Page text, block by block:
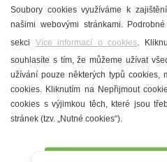
Městské
Denní
Soubory cookies využíváme k
našimi webovými stránkami.
sekci Více informací o cookies.
souhlasíte s tím, že můžeme užívat
užívání pouze některých typů cookies,
cookies. Kliknutím na Nepřijmout
cookies s výjimkou těch, které jsou
stránek (tzv. „Nutné cookies“).